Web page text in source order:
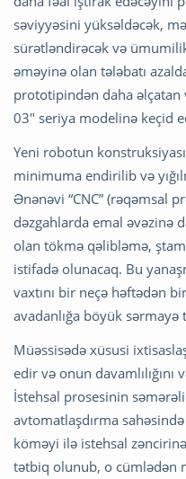
səviyyəsini yüksəldəcək,
sürətləndirəcək və
əməyinə olan tələbatı
prototipindən daha əlçatan
03" seriya modelinə keçid
Yeni robotun
minimuma endirilib və
Ənənəvi “CNC” (rəqəmsal
dəzgahlarda emal əvəzinə
olan tökmə qəlibləmə,
istifadə olunacaq. Bu
vaxtını bir neçə həftədən
avadanlığa böyük sərmayə
Müəssisədə xüsusi
edir və onun
İstehsal prosesinin
avtomatlaşdırma
köməyi ilə istehsal
tətbiq olunub, o cümlədən